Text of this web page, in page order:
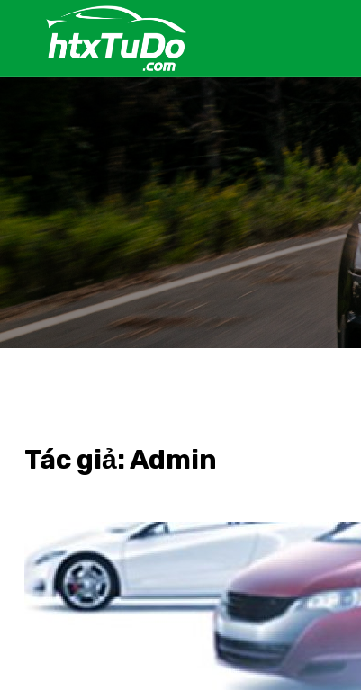
Tác giả:Admin